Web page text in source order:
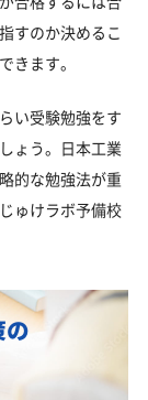
すのか決めるこ
きます。
い受験勉強をす
ょう。日本工業
的な勉強法が重
ゅけラボ予備校